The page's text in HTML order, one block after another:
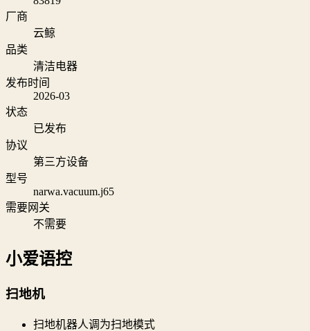
厂商
云鲸
品类
清洁电器
发布时间
2026-03
状态
已发布
协议
第三方设备
型号
narwa.vacuum.j65
需要网关
不需要
小爱语控
扫地机
扫地机器人调为扫地模式